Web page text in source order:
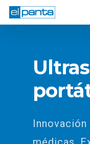
Skip
Innovación